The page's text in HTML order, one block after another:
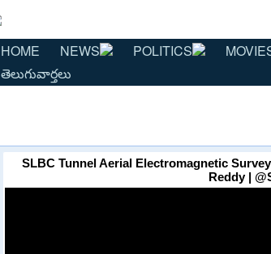
HOME NEWS POLITICS
తెలుగువార్తలు
SLBC Tunnel Aerial Electromagnetic
Reddy |